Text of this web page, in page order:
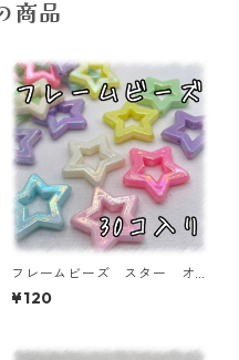
商品
フレームビーズ スター オ
ーロラ加工 ミックス 30個
入り【AB‐FU08】
¥120